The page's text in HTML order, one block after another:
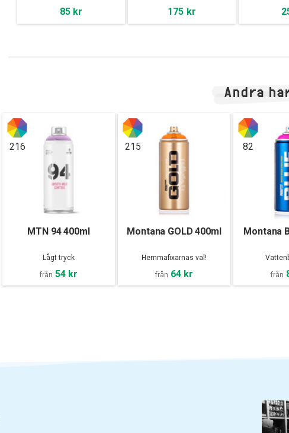
85 kr 175 kr
Andra
216
MTN 94 400ml
Lågt tryck
från 54 kr
215
Montana GOLD 400ml
Hemmafixarnas val!
från 64 kr
82
Montana
från